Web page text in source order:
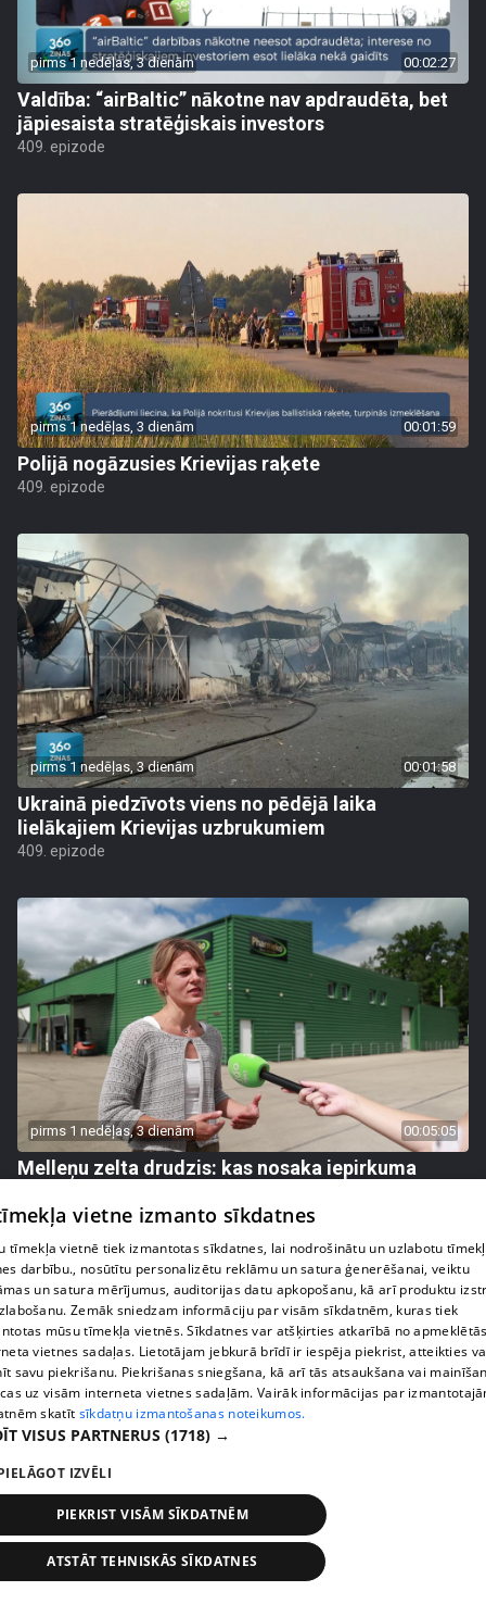
pirms 1 nedēļas, 3 dienām 00:02:27
Valdība: “airBaltic” nākotne nav apdraudēta, bet
jāpiesaista stratēģiskais investors
409. epizode
pirms 1 nedēļas, 3 dienām 00:01:59
Polijā nogāzusies Krievijas raķete
409. epizode
pirms 1 nedēļas, 3 dienām 00:01:58
Ukrainā piedzīvots viens no pēdējā laika
lielākajiem Krievijas uzbrukumiem
409. epizode
pirms 1 nedēļas, 3 dienām 00:05:05
Melleņu zelta drudzis: kas nosaka iepirkuma
409. epizode
pirms 1 nedēļas, 3 dienām
Ogas un sēnes šogad dārgākas, bet uzpirkšanas
punktos to krietni mazāk
409. epizode
vietne izmanto sīkdatnes
tīmekļa vietnē tiek izmantotas sīkdatnes, lai nodrošinātu un uzlabotu
darbību., nosūtītu personalizētu reklāmu un satura ģenerēšanai, veiktu
un satura mērījumus, auditorijas datu apkopošanu, kā arī produktu
Zemāk sniedzam informāciju par visām sīkdatnēm, kuras tiek
mūsu tīmekļa vietnēs. Sīkdatnes var atšķirties atkarībā no
vietnes sadaļas. Lietotājam jebkurā brīdī ir iespēja piekrist, atteikties
savu piekrišanu. Piekrišanas sniegšana, kā arī tās atsaukšana vai
uz visām interneta vietnes sadaļām. Vairāk informācijas par
skatīt sīkdatņu izmantošanas noteikumos.
VISUS PARTNERUS (1718) →
IZVĒLI
PIEKRIST VISĀM SĪKDATNĒM
ATSTĀT TEHNISKĀS SĪKDATNES